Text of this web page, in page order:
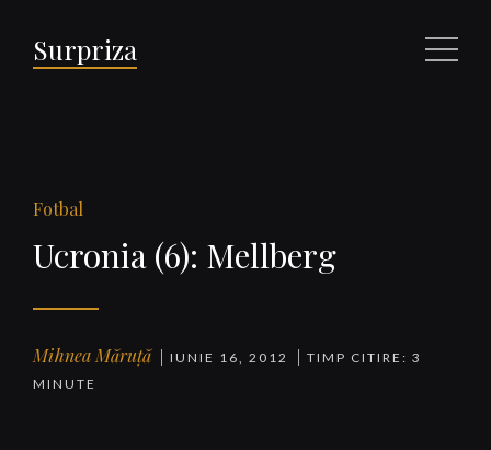
Surpriza Meniu
Fotbal
Ucronia (6): Mellberg
Mihnea Măruță IUNIE 16, 2012
TIMP CITIRE: 3
MINUTE